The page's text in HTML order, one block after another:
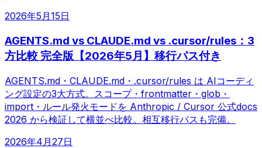
2026年5月15日
AGENTS.md vs CLAUDE.md vs .cursor/rules：3
方比較 完全版【2026年5月】移行パス付き
AGENTS.md・CLAUDE.md・.cursor/rules は AIコーディ
ング設定の3大方式。スコープ・frontmatter・glob・
import・ルール発火モードを Anthropic / Cursor 公式docs
2026 から検証して横並べ比較。相互移行パスも完備。
2026年4月27日